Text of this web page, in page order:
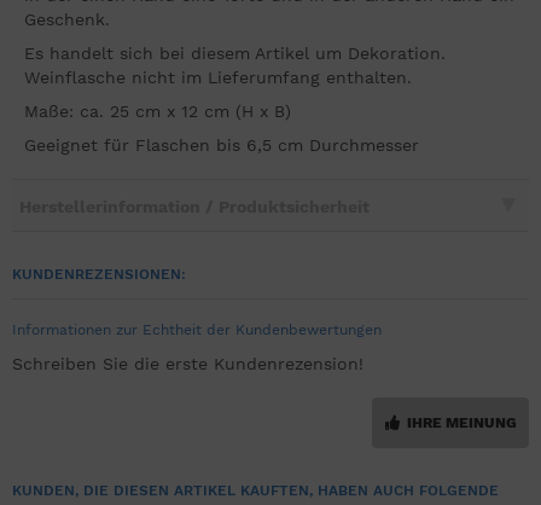
Geschenk.
Es handelt sich bei diesem Artikel um Dekoration.
Weinflasche nicht im Lieferumfang enthalten.
Maße: ca. 25 cm x 12 cm (H x B)
Geeignet für Flaschen bis 6,5 cm Durchmesser
KUNDENREZENSIONEN:
Informationen zur Echtheit der Kundenbewertungen
Schreiben Sie die erste Kundenrezension!
IHRE MEINUNG
KUNDEN, DIE DIESEN ARTIKEL KAUFTEN, HABEN AUCH FOLGENDE